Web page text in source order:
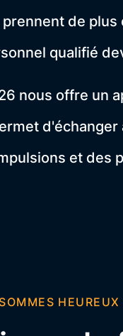
de
qualifié
nous offre un
et des